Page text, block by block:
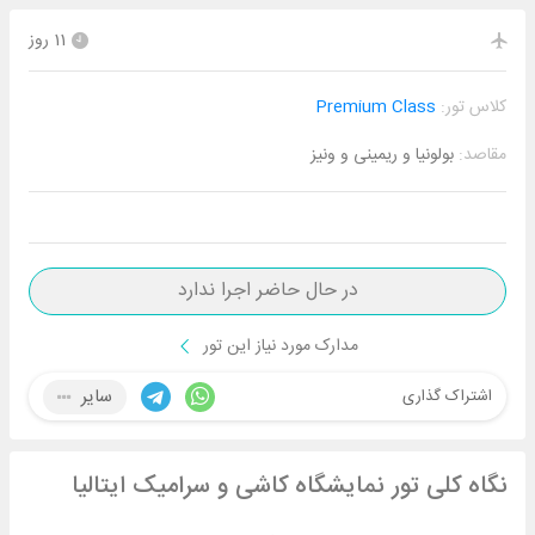
11 روز
مقاصد: بولونیا و ریمینی و ونیز
کلاس تور: Premium Class
در حال حاضر اجرا ندارد
مدارک مورد نیاز این تور
اشتراک گذاری سایر
نگاه کلی تور نمایشگاه کاشی و سرامیک ایتالیا